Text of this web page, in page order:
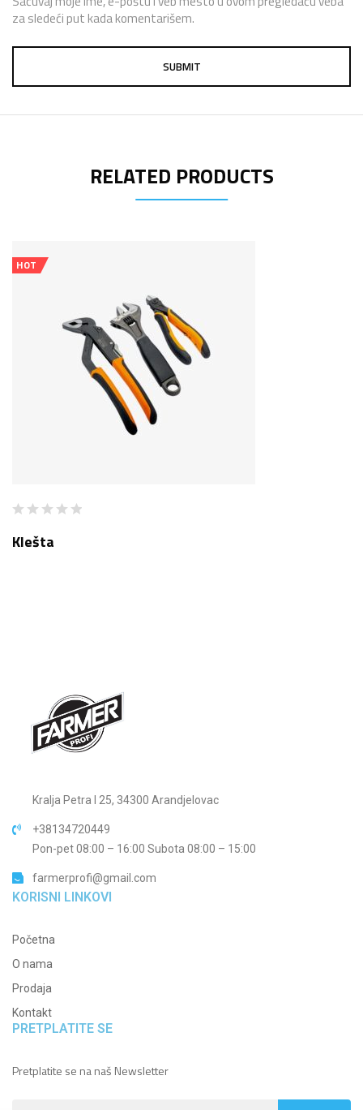
za sledeći put kada komentarišem.
RELATED PRODUCTS
HOT
Klešta
Kralja Petra I 25, 34300 Arandjelovac
+38134720449
Pon-pet 08:00 – 16:00 Subota 08:00 – 15:00
farmerprofi@gmail.com
KORISNI LINKOVI
Početna
O nama
Prodaja
Kontakt
PRETPLATITE SE
Pretplatite se na naš Newsletter